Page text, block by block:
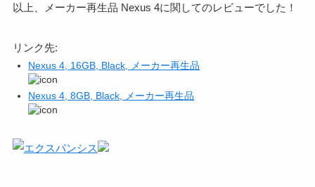
以上、メーカー再生品 Nexus 4に関してのレビューでした！
リンク先:
Nexus 4, 16GB, Black, メーカー再生品
Nexus 4, 8GB, Black, メーカー再生品